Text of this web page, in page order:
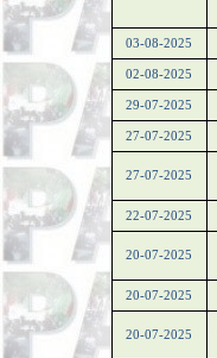
03-08-2025
02-08-2025
29-07-2025
27-07-2025
27-07-2025
22-07-2025
20-07-2025
20-07-2025
20-07-2025